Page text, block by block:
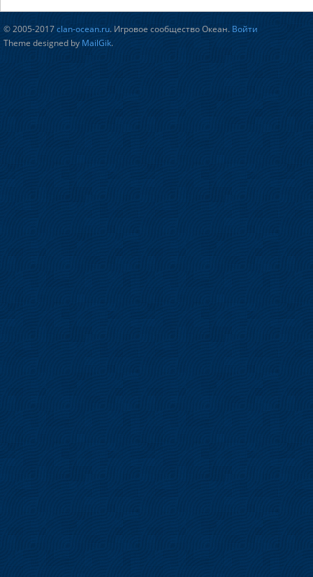
© 2005-2017clan-ocean.ru. Игровое сообщество Океан. Войти
Theme designed by MailGik.